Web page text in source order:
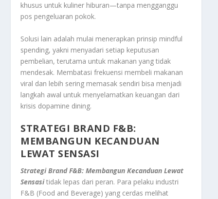
khusus untuk kuliner hiburan—tanpa mengganggu
pos pengeluaran pokok.
Solusi lain adalah mulai menerapkan prinsip mindful
spending, yakni menyadari setiap keputusan
pembelian, terutama untuk makanan yang tidak
mendesak. Membatasi frekuensi membeli makanan
viral dan lebih sering memasak sendiri bisa menjadi
langkah awal untuk menyelamatkan keuangan dari
krisis dopamine dining.
STRATEGI BRAND F&B:
MEMBANGUN KECANDUAN
LEWAT SENSASI
Strategi Brand F&B: Membangun Kecanduan Lewat
Sensasitidak lepas dari peran. Para pelaku industri
F&B (Food and Beverage) yang cerdas melihat